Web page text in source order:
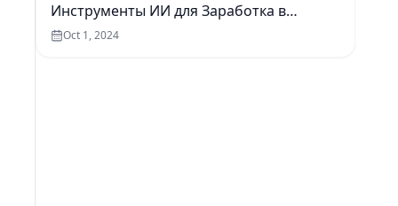
Инструменты ИИ для Заработка в
Интернете
Oct 1, 2024